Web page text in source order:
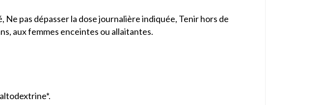
pas dépasser la dose journalière indiquée, Tenir hors de
aux femmes enceintes ou allaitantes.